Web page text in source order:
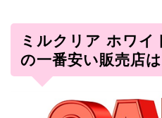
ミルクリア ホワイ
の一番安い販売店